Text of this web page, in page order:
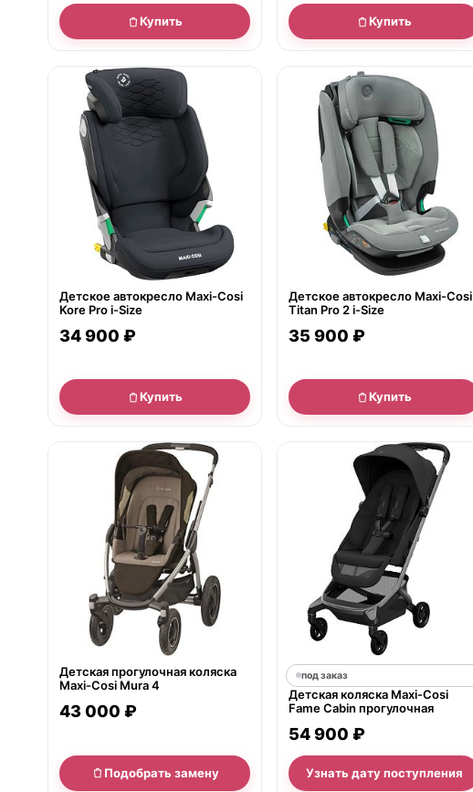
Купить Купить
● в наличии
Детское автокресло Maxi-Cosi
Kore Pro i-Size
34 900 ₽
Купить
● в наличии
Детское автокресло Maxi-Cosi
Titan Pro 2 i-Size
35 900 ₽
Купить
нет в продаже
Детская прогулочная коляска
Maxi-Cosi Mura 4
43 000 ₽
Подобрать замену
под заказ
Детская коляска Maxi-Cosi
Fame Cabin прогулочная
54 900 ₽
Узнать дату поступления